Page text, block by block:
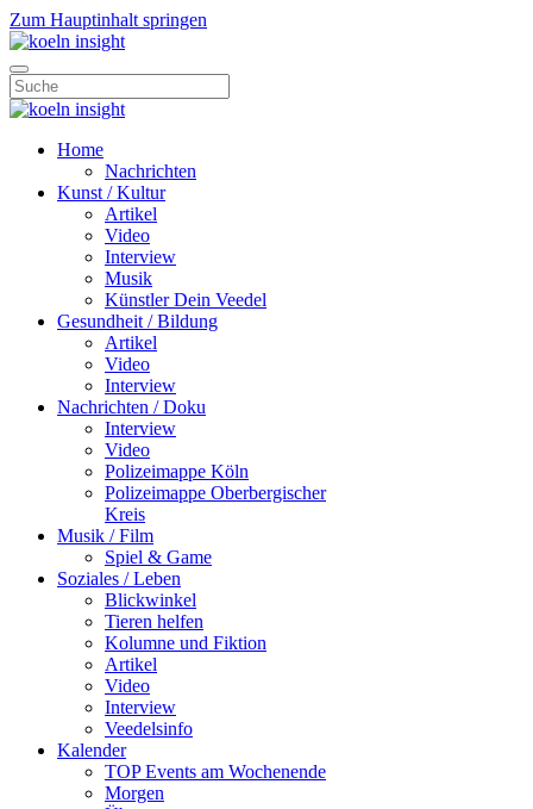
Zum Hauptinhalt springen
Home
Nachrichten
Kunst / Kultur
Artikel
Video
Interview
Musik
Künstler Dein Veedel
Gesundheit / Bildung
Artikel
Video
Interview
Nachrichten / Doku
Interview
Video
Polizeimappe Köln
Polizeimappe Oberbergischer
Kreis
Musik / Film
Spiel & Game
Soziales / Leben
Blickwinkel
Tieren helfen
Kolumne und Fiktion
Artikel
Video
Interview
Veedelsinfo
Kalender
TOP Events am Wochenende
Morgen